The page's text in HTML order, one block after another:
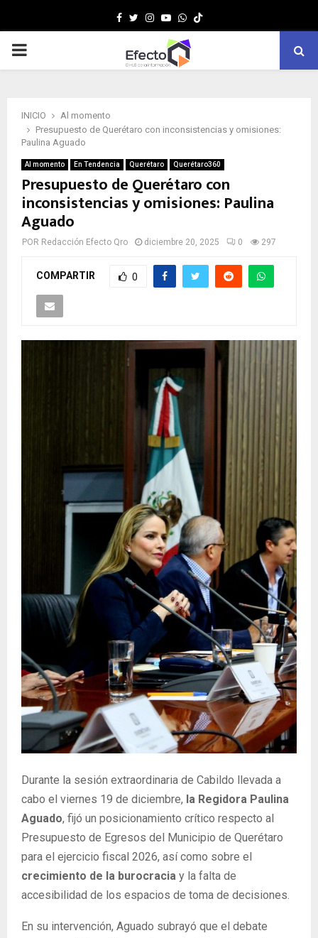
Facebook
TwitterInstagram
YoutubeWhatsapp
MENÚ
INICIO
Al momento
Presupuesto de Querétaro con inconsistencias y omisiones:
Paulina Aguado
Al momento En Tendencia Querétaro Querétaro360
Presupuesto de Querétaro con
inconsistencias y omisiones: Paulina
Aguado
POR Redacción Efecto Qro diciembre 20, 2025 0 297
COMPARTIR 0
Durante la sesión extraordinaria de Cabildo llevada a
cabo el viernes 19 de diciembre, la Regidora Paulina
Aguado, fijó un posicionamiento crítico respecto al
Presupuesto de Egresos del Municipio de Querétaro
para el ejercicio fiscal 2026, así como sobre el
crecimiento de la burocracia y la falta de
accesibilidad de los espacios de toma de decisiones.
En su intervención, Aguado subrayó que el debate